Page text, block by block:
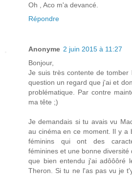
Oh , Aco m'a devancé.
Répondre
Anonyme 2 juin 2015 à 11:27
Bonjour,
Je suis très contente de
question un regard que j'ai et
problématique. Par contre
ma tête ;)
Je demandais si tu avais vu
au cinéma en ce moment. Il y a
féminins qui ont des
féminines et une bonne
que bien entendu j'ai adôôôré
Theron. Si tu ne l'as pas vu je